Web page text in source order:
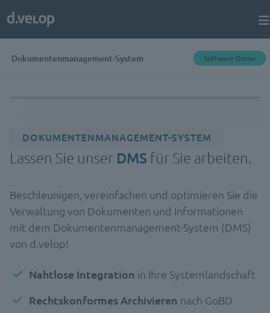
Dokumentenmanagement-System Software Demo
DOKUMENTENMANAGEMENT-SYSTEM
Lassen Sie unser DMS für Sie arbeiten.
Beschleunigen, vereinfachen und optimieren Sie die
Verwaltung von Dokumenten und Informationen
mit dem Dokumentenmanagement-System (DMS)
von d.velop!
Nahtlose Integration in Ihre Systemlandschaft
Rechtskonformes Archivieren nach GoBD